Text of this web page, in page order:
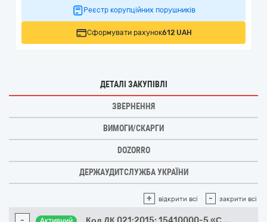
Реєстр корупційних порушників
Сформувати рахунок612 UAH
ДЕТАЛІ ЗАКУПІВЛІ
ЗВЕРНЕННЯ
ВИМОГИ/СКАРГИ
DOZORRO
ДЕРЖАУДИТСЛУЖБА УКРАЇНИ
+ відкрити всі - закрити всі